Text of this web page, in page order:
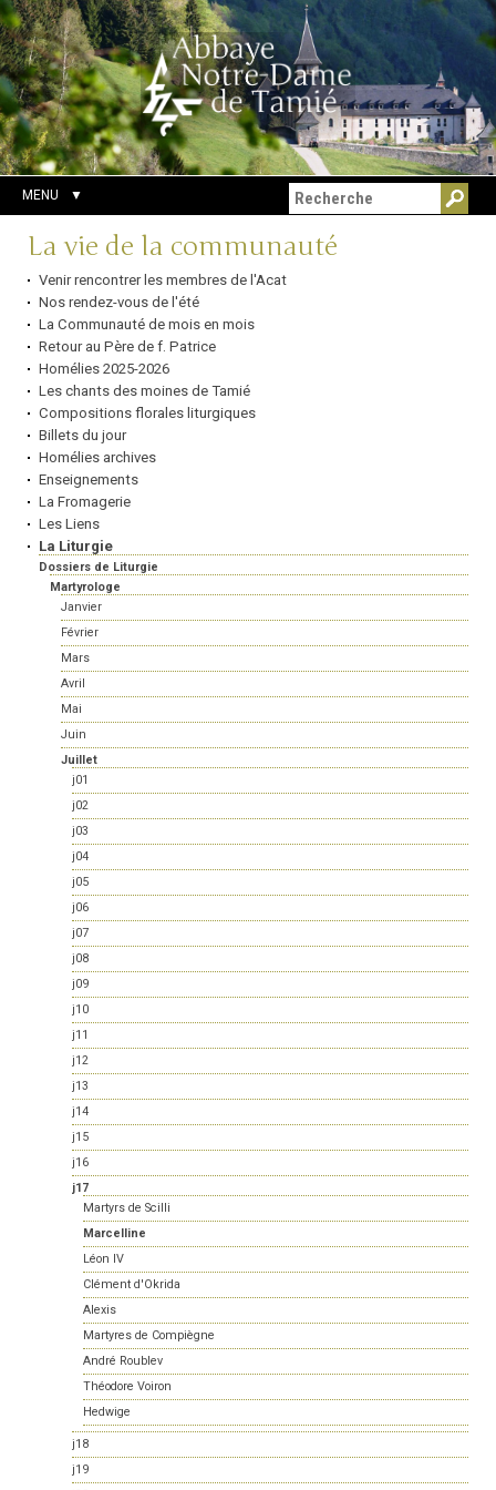
Aller
au
contenu.
|
Aller
à
la
navigation
Outils
personnels
Chercher par
Recherche
avancée…
MENU
Navigation
La vie de la communauté
Venir rencontrer les membres de l'Acat
Nos rendez-vous de l'été
La Communauté de mois en mois
Retour au Père de f. Patrice
Homélies 2025-2026
Les chants des moines de Tamié
Compositions florales liturgiques
Billets du jour
Homélies archives
Enseignements
La Fromagerie
Les Liens
La Liturgie
Dossiers de Liturgie
Martyrologe
Janvier
Février
Mars
Avril
Mai
Juin
Juillet
j01
j02
j03
j04
j05
j06
j07
j08
j09
j10
j11
j12
j13
j14
j15
j16
j17
Martyrs de Scilli
Marcelline
Léon IV
Clément d'Okrida
Alexis
Martyres de Compiègne
André Roublev
Théodore Voiron
Hedwige
j18
j19